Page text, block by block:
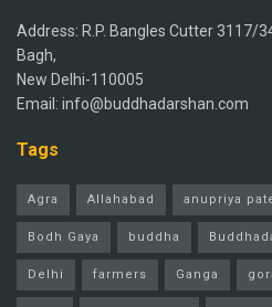
Address: R.P. Bangles Cutter 3117/
Bagh,
New Delhi-110005
Email: info@buddhadarshan.com
Tags
Agra Allahabad anupriya
Bodh Gaya buddha
Delhi farmers Ganga